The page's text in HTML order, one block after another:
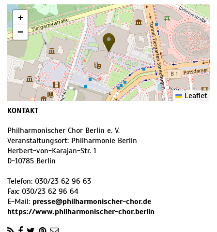
+
−
Leaflet
KONTAKT
Philharmonischer Chor Berlin e. V.
Veranstaltungsort: Philharmonie Berlin
Herbert-von-Karajan-Str. 1
D-10785 Berlin
Telefon: 030/23 62 96 63
Fax: 030/23 62 96 64
E-Mail: presse@philharmonischer-chor.de
https://www.philharmonischer-chor.berlin